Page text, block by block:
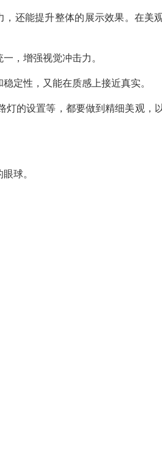
还能提升整体的展示效果。在美
，增强视觉冲击力。
定性，又能在质感上接近真实。
灯的设置等，都要做到精细美观，
球。